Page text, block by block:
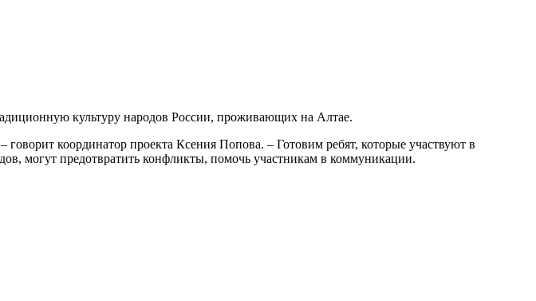
культуру народов России, проживающих на Алтае.
координатор проекта Ксения Попова. – Готовим ребят, которые участвуют в
могут предотвратить конфликты, помочь участникам в коммуникации.